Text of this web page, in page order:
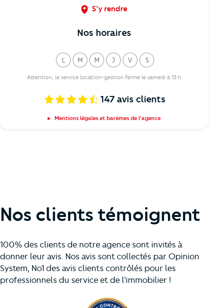
S'y rendre
Nos horaires
L
undi
M
ardi
M
ercredi
J
eudi
V
endredi
S
amedi
Attention, le service location-gestion ferme le samedi à 13 h
147 avis clients
Mentions légales et barèmes de l'agence
Nos clients témoignent
100% des clients de notre agence sont invités à
donner leur avis. Nos avis sont collectés par Opinion
System, No1 des avis clients contrôlés pour les
professionnels du service et de l'immobilier !